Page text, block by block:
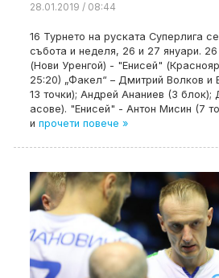
28.01.2019 / 08:44
16 Турнето на руската Суперлига
събота и неделя, 26 и 27 януари.
(Нови Уренгой) - "Енисей"
25:20) „Факел“ – Дмитрий Волков и
13 точки); Андрей Ананиев (3 блок);
асове). "Енисей" - Антон Мисин (7
и прочети повече »